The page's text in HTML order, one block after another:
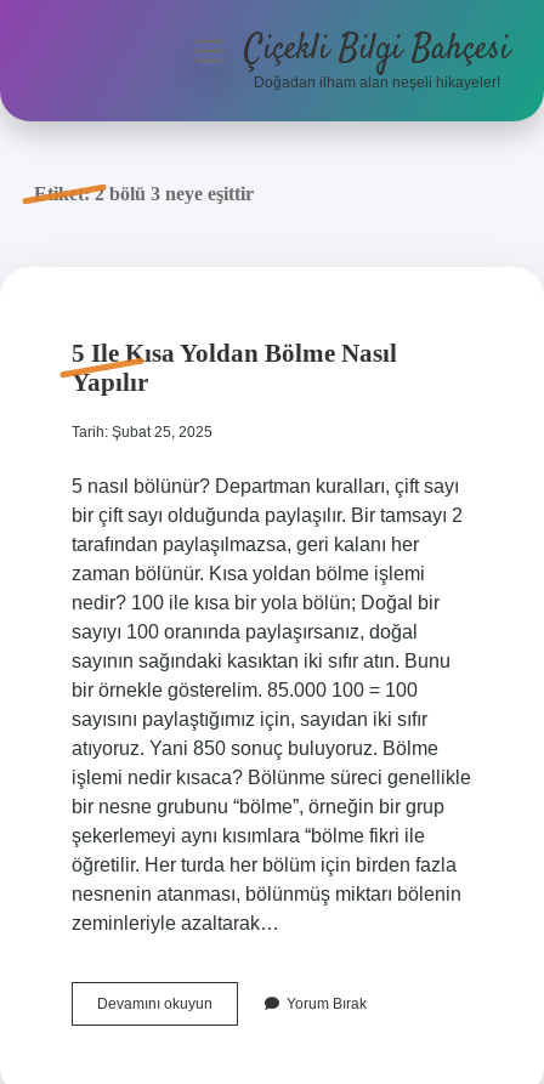
Anasayfa
menüyüÇiçekli Bilgi Bahçesi
Doğadan ilham alan neşeli hikayeler!
Etiket:2 bölü 3 neye eşittir
5 Ile Kısa Yoldan Bölme Nasıl
Yapılır
Tarih: Şubat 25, 2025
5 nasıl bölünür? Departman kuralları, çift sayı
bir çift sayı olduğunda paylaşılır. Bir tamsayı 2
tarafından paylaşılmazsa, geri kalanı her
zaman bölünür. Kısa yoldan bölme işlemi
nedir? 100 ile kısa bir yola bölün; Doğal bir
sayıyı 100 oranında paylaşırsanız, doğal
sayının sağındaki kasıktan iki sıfır atın. Bunu
bir örnekle gösterelim. 85.000 100 = 100
sayısını paylaştığımız için, sayıdan iki sıfır
atıyoruz. Yani 850 sonuç buluyoruz. Bölme
işlemi nedir kısaca? Bölünme süreci genellikle
bir nesne grubunu “bölme”, ​​örneğin bir grup
şekerlemeyi aynı kısımlara “bölme fikri ile
öğretilir. Her turda her bölüm için birden fazla
nesnenin atanması, bölünmüş miktarı bölenin
zeminleriyle azaltarak…
Devamını okuyun5
Ile
Yorum Bırak